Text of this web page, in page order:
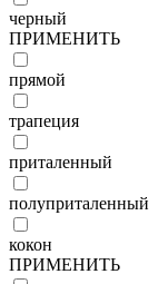
черный
ПРИМЕНИТЬ
прямой
трапеция
приталенный
полуприталенный
кокон
ПРИМЕНИТЬ